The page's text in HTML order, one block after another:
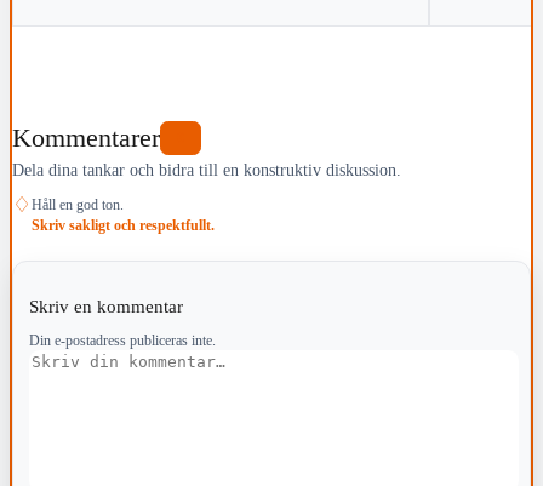
Kommentarer
Dela dina tankar och bidra till en konstruktiv diskussion.
♢ Håll en god ton.
Skriv sakligt och respektfullt.
Skriv en kommentar
Din e-postadress publiceras inte.
Kommentar